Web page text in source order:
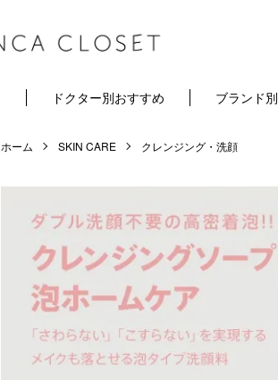
ドクター別おすすめ ブランド別
ホーム SKIN CARE クレンジング・洗顔